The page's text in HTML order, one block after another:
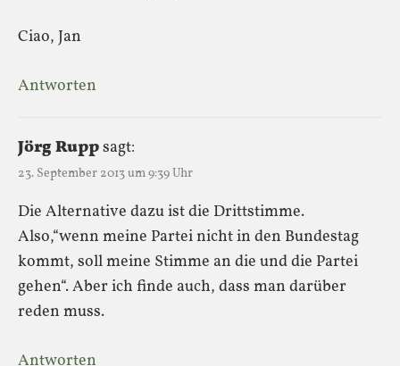
Ciao, Jan
Antworten
Jörg Ruppsagt:
23. September 2013 um 9:39 Uhr
Die Alternative dazu ist die Drittstimme.
Also,“wenn meine Partei nicht in den Bundestag
kommt, soll meine Stimme an die und die Partei
gehen“. Aber ich finde auch, dass man darüber
reden muss.
Antworten